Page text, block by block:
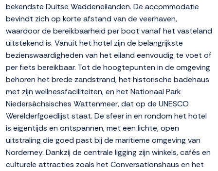
bekendste Duitse Waddeneilanden. De accommodatie
bevindt zich op korte afstand van de veerhaven,
waardoor de bereikbaarheid per boot vanaf het vasteland
uitstekend is. Vanuit het hotel zijn de belangrijkste
bezienswaardigheden van het eiland eenvoudig te voet of
per fiets bereikbaar. Tot de hoogtepunten in de omgeving
behoren het brede zandstrand, het historische badehaus
met zijn wellnessfaciliteiten, en het Nationaal Park
Niedersächsisches Wattenmeer, dat op de UNESCO
Werelderfgoedlijst staat. De sfeer in en rondom het hotel
is eigentijds en ontspannen, met een lichte, open
uitstraling die goed past bij de maritieme omgeving van
Norderney. Dankzij de centrale ligging zijn winkels, cafés en
culturele attracties zoals het Conversationshaus en het